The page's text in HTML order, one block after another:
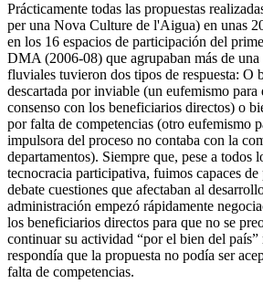
Prácticamente todas las propuestas
per una Nova Culture de l'Aigua) en unas
en los 16 espacios de participación del
DMA (2006-08) que agrupaban más de una
fluviales tuvieron dos tipos de respuesta: O
descartada por inviable (un eufemismo
consenso con los beneficiarios directos) o
por falta de competencias (otro eufemismo
impulsora del proceso no contaba con la
departamentos). Siempre que, pese a todos
tecnocracia participativa, fuimos capaces de
debate cuestiones que afectaban al
administración empezó rápidamente
los beneficiarios directos para que no se
continuar su actividad “por el bien del país”
respondía que la propuesta no podía ser
falta de competencias.